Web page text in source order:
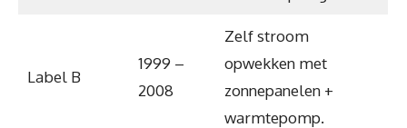
Label B
1999 –
2008
Zelf stroom
opwekken met
zonnepanelen +
warmtepomp.